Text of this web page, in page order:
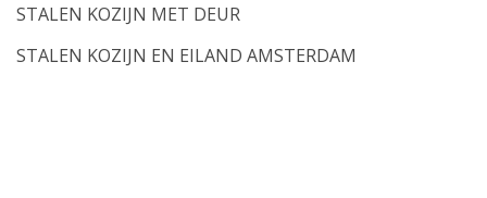
STALEN KOZIJN MET DEUR
STALEN KOZIJN EN EILAND AMSTERDAM